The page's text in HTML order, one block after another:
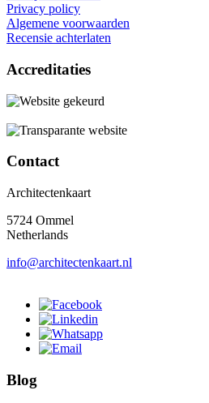
Privacy policy
Algemene voorwaarden
Recensie achterlaten
Accreditaties
Contact
Architectenkaart
5724 Ommel
Netherlands
info@architectenkaart.nl
Blog